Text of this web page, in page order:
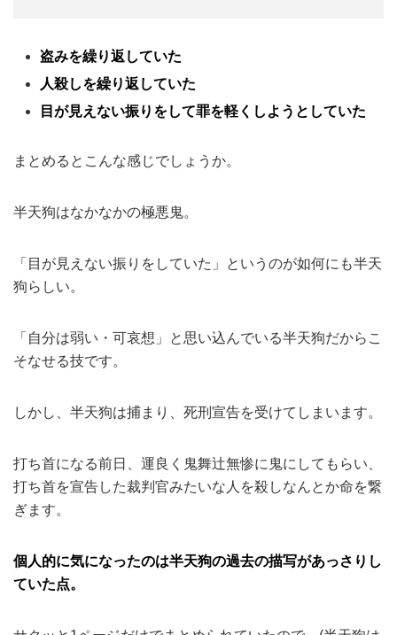
盗みを繰り返していた
人殺しを繰り返していた
目が見えない振りをして罪を軽くしようとしていた
まとめるとこんな感じでしょうか。
半天狗はなかなかの極悪鬼。
「目が見えない振りをしていた」というのが如何にも半天
狗らしい。
「自分は弱い・可哀想」と思い込んでいる半天狗だからこ
そなせる技です。
しかし、半天狗は捕まり、死刑宣告を受けてしまいます。
打ち首になる前日、運良く鬼舞辻無惨に鬼にしてもらい、
打ち首を宣告した裁判官みたいな人を殺しなんとか命を繋
ぎます。
個人的に気になったのは半天狗の過去の描写があっさりし
ていた点。